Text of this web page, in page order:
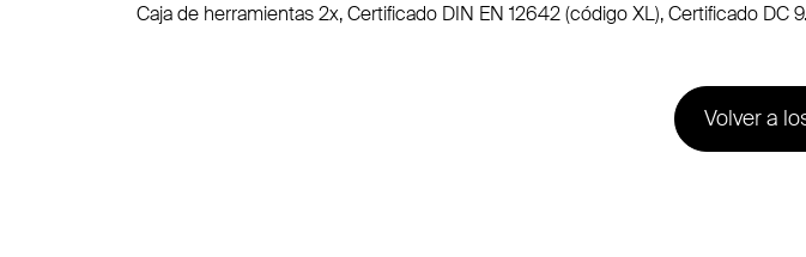
Caja de herramientas 2x, Certificado DIN EN 12642 (código XL), Certificado DC
Volver a